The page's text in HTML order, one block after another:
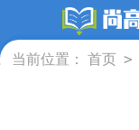
当前位置： 首页 >